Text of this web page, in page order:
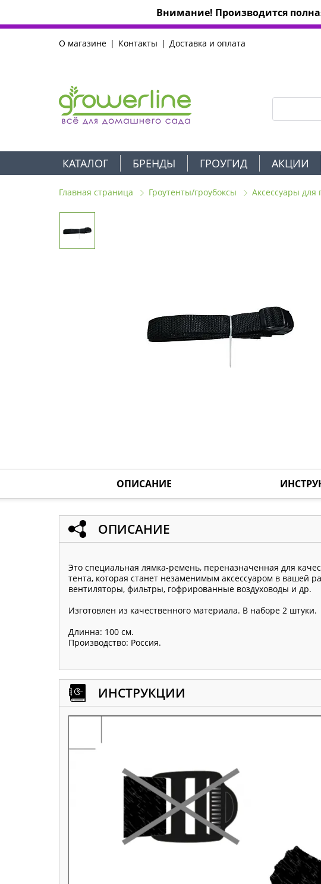
Внимание! Производится
О магазине Контакты Доставка и оплата
КАТАЛОГ БРЕНДЫ ГРОУГИД АКЦИИ
Главная страница Гроутенты/гроубоксы Аксессуары для
ОПИСАНИЕ
ОПИСАНИЕ
Это специальная лямка-ремень, переназначенная для
тента, которая станет незаменимым аксессуаром в вашей
вентиляторы, фильтры, гофрированные воздуховоды и др.
Изготовлен из качественного материала. В наборе 2 штуки.
Длинна: 100 см.
Производство: Россия.
ИНСТРУКЦИИ